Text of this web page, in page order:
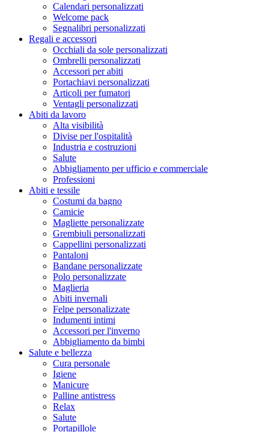
Calendari personalizzati
Welcome pack
Segnalibri personalizzati
Regali e accessori
Occhiali da sole personalizzati
Ombrelli personalizzati
Accessori per abiti
Portachiavi personalizzati
Articoli per fumatori
Ventagli personalizzati
Abiti da lavoro
Alta visibilità
Divise per l'ospitalità
Industria e costruzioni
Salute
Abbigliamento per ufficio e commerciale
Professioni
Abiti e tessile
Costumi da bagno
Camicie
Magliette personalizzate
Grembiuli personalizzati
Cappellini personalizzati
Pantaloni
Bandane personalizzate
Polo personalizzate
Maglieria
Abiti invernali
Felpe personalizzate
Indumenti intimi
Accessori per l'inverno
Abbigliamento da bimbi
Salute e bellezza
Cura personale
Igiene
Manicure
Palline antistress
Relax
Salute
Portapillole